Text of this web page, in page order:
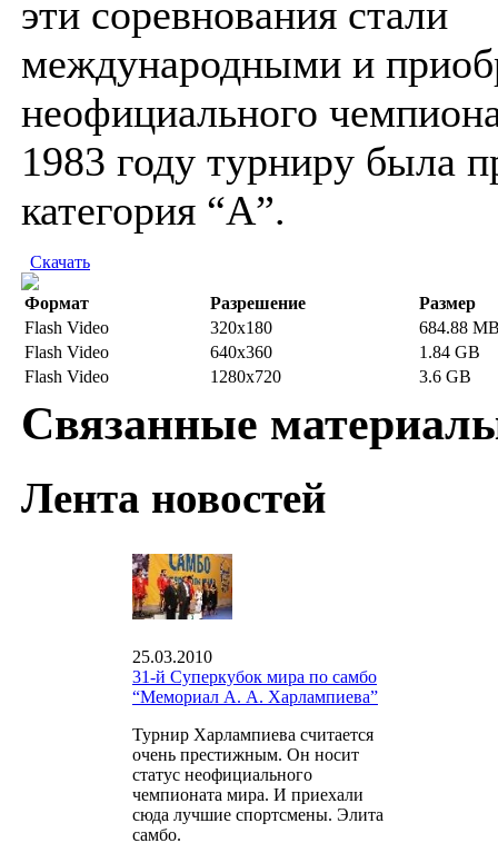
эти соревнования стали
международными и
неофициального
1983 году турниру была
категория “A”.
Скачать
Формат Разрешение
Размер
Flash Video
320x180
684.88
Flash Video
640x360
1.84 GB
Flash Video
1280x720 3.6 GB
Связанные
Лента новостей
25.03.2010
31-й Суперкубок мира по самбо
“Мемориал А. А. Харлампиева”
Турнир Харлампиева считается
очень престижным. Он носит
статус неофициального
чемпионата мира. И приехали
сюда лучшие спортсмены. Элита
самбо.